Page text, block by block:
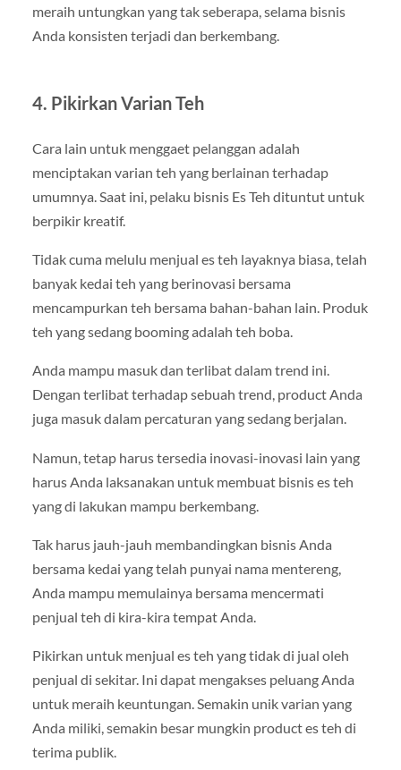
meraih untungkan yang tak seberapa, selama bisnis
Anda konsisten terjadi dan berkembang.
4. Pikirkan Varian Teh
Cara lain untuk menggaet pelanggan adalah
menciptakan varian teh yang berlainan terhadap
umumnya. Saat ini, pelaku bisnis Es Teh dituntut untuk
berpikir kreatif.
Tidak cuma melulu menjual es teh layaknya biasa, telah
banyak kedai teh yang berinovasi bersama
mencampurkan teh bersama bahan-bahan lain. Produk
teh yang sedang booming adalah teh boba.
Anda mampu masuk dan terlibat dalam trend ini.
Dengan terlibat terhadap sebuah trend, product Anda
juga masuk dalam percaturan yang sedang berjalan.
Namun, tetap harus tersedia inovasi-inovasi lain yang
harus Anda laksanakan untuk membuat bisnis es teh
yang di lakukan mampu berkembang.
Tak harus jauh-jauh membandingkan bisnis Anda
bersama kedai yang telah punyai nama mentereng,
Anda mampu memulainya bersama mencermati
penjual teh di kira-kira tempat Anda.
Pikirkan untuk menjual es teh yang tidak di jual oleh
penjual di sekitar. Ini dapat mengakses peluang Anda
untuk meraih keuntungan. Semakin unik varian yang
Anda miliki, semakin besar mungkin product es teh di
terima publik.